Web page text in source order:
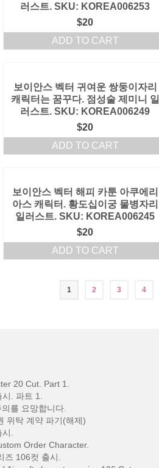
러스트. SKU: KOREA006253
$20
ADD TO CART
보이안스 벡터 귀여운 쌍둥이자리
캐릭터는 꿈꾸다. 점성술 제미니 일
러스트. SKU: KOREA006249
$20
ADD TO CART
보이안스 벡터 해피 카툰 아쿠에리
아스 캐릭터. 황도십이궁 물병자리
일러스트. SKU: KOREA006245
$20
ADD TO CART
1 2 3 4
20 Cut. Part 1.
. 파트 1.
를 요망합니다.
위탁 계약 파기(해제)
.
Order Character.
즈 106컷 출시.